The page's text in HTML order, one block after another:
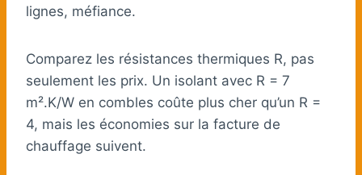
lignes, méfiance.
Comparez les résistances thermiques R, pas
seulement les prix. Un isolant avec R = 7
m².K/W en combles coûte plus cher qu’un R =
4, mais les économies sur la facture de
chauffage suivent.